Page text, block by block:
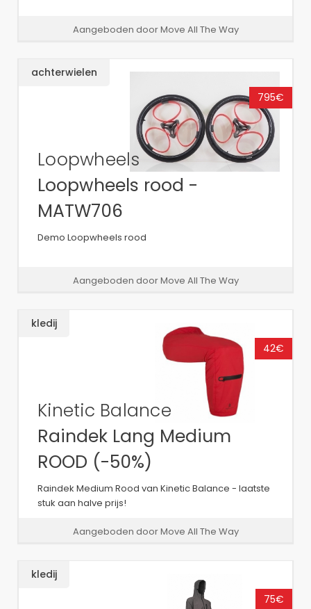
Aangeboden door Move All The Way
achterwielen
795€
Loopwheels
Loopwheels rood -
MATW706
Demo Loopwheels rood
Aangeboden door Move All The Way
kledij
42€
Kinetic Balance
Raindek Lang Medium
ROOD (-50%)
Raindek Medium Rood van Kinetic Balance - laatste
stuk aan halve prijs!
Aangeboden door Move All The Way
kledij
75€